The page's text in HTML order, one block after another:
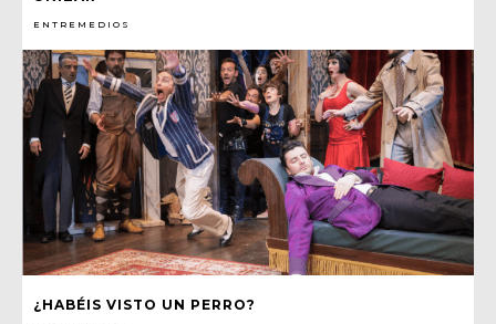
ENTREMEDIOS
¿HABÉIS VISTO UN PERRO?